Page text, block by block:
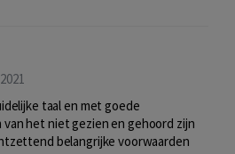
taal en met goede
het niet gezien en gehoord zijn
belangrijke voorwaarden